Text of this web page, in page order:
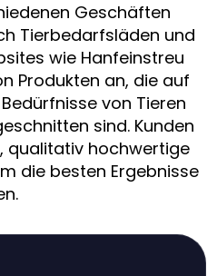
Geschäften
Tierbedarfsläden und
wie Hanfeinstreu
Produkten an, die auf
von Tieren
sind. Kunden
qualitativ hochwertige
die besten Ergebnisse